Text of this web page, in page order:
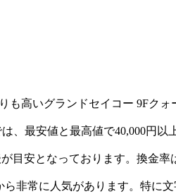
高いグランドセイコー 9Fクォ
、最安値と最高値で40,000円
目安となっております。換金率
非常に人気があります。特に